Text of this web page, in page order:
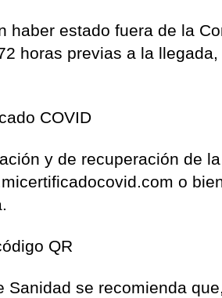
haber estado fuera de la
horas previas a la
COVID
y de recuperación de
o
QR
Sanidad se recomienda